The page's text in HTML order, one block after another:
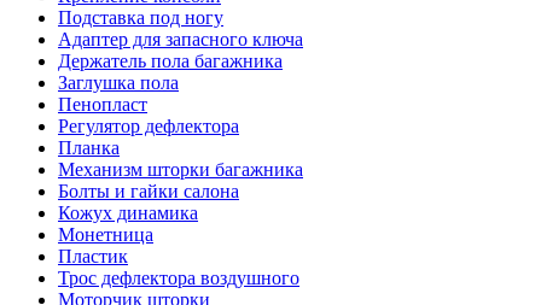
Подставка под ногу
Адаптер для запасного ключа
Держатель пола багажника
Заглушка пола
Пенопласт
Регулятор дефлектора
Планка
Механизм шторки багажника
Болты и гайки салона
Кожух динамика
Монетница
Пластик
Трос дефлектора воздушного
Моторчик шторки